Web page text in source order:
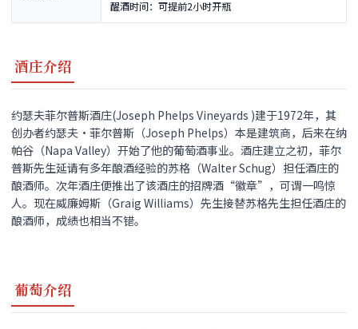
醒酒时间：可提前2小时开瓶
酒庄介绍
约瑟夫菲尔普斯酒庄(Joseph Phelps Vineyards )建于1972年，其
创办者约瑟夫•菲尔普斯（Joseph Phelps）本是建筑商，后来在纳
帕谷（Napa Valley）开始了他的葡萄酒事业。酒庄建立之初，菲尔
普斯先生延请有多年酿酒经验的苏格（Walter Schug）担任酒庄的
酿酒师。次年酒庄便推出了该酒庄的招牌酒“徽章”，可谓一鸣惊
人。现在威廉姆斯（Graig Williams）先生接替苏格先生担任酒庄的
酿酒师，成绩也相当不错。
葡萄介绍